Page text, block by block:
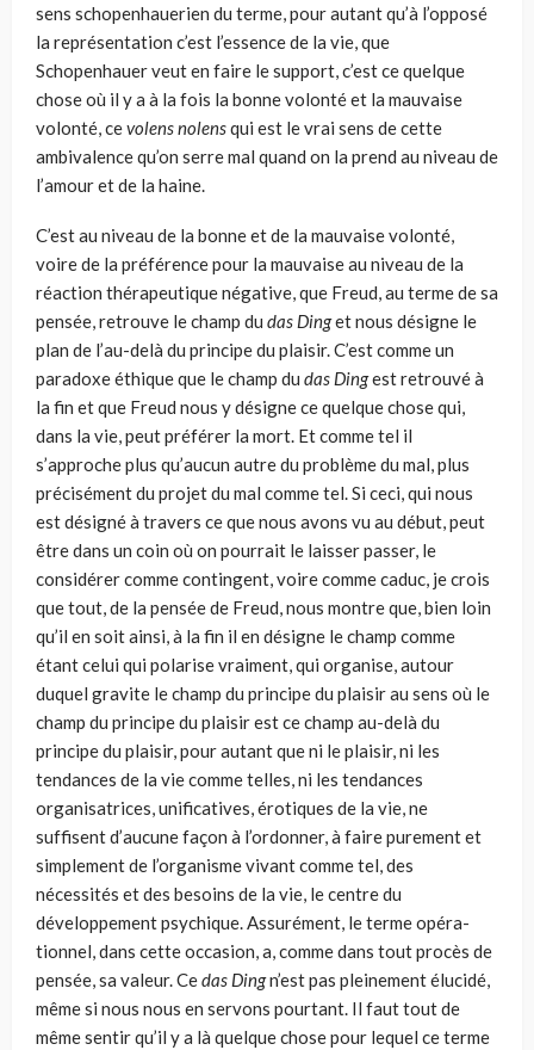
sens schopenhauerien du terme, pour autant qu’à l’opposé
la représenta­tion c’est l’essence de la vie, que
Schopenhauer veut en faire le support, c’est ce quelque
chose où il y a à la fois la bonne volonté et la mauvaise
volonté, cevolens nolensqui est le vrai sens de cette
ambivalence qu’on serre mal quand on la prend au niveau de
l’amour et de la haine.
C’est au niveau de la bonne et de la mauvaise volonté,
voire de la pré­férence pour la mauvaise au niveau de la
réaction thérapeutique négative, que Freud, au terme de sa
pensée, retrouve le champ du das Dinget nous désigne le
plan de l’au-delà du principe du plaisir. C’est comme un
para­doxe éthique que le champ du das Dingest retrouvé à
la fin et que Freud nous y désigne ce quelque chose qui,
dans la vie, peut préférer la mort. Et comme tel il
s’approche plus qu’aucun autre du problème du mal, plus
précisément du projet du mal comme tel. Si ceci, qui nous
est désigné à travers ce que nous avons vu au début, peut
être dans un coin où on pour­rait le laisser passer, le
considérer comme contingent, voire comme caduc, je crois
que tout, de la pensée de Freud, nous montre que, bien loin
qu’il en soit ainsi, à la fin il en désigne le champ comme
étant celui qui polarise vraiment, qui organise, autour
duquel gravite le champ du principe du plaisir au sens où le
champ du principe du plaisir est ce champ au-delà du
principe du plaisir, pour autant que ni le plaisir, ni les
tendances de la vie comme telles, ni les tendances
organisatrices, unificatives, érotiques de la vie, ne
suffisent d’aucune façon à l’ordonner, à faire purement et
simple­ment de l’organisme vivant comme tel, des
nécessités et des besoins de la vie, le centre du
développement psychique. Assurément, le terme opéra­
tionnel, dans cette occasion, a, comme dans tout procès de
pensée, sa valeur. Cedas Dingn’est pas pleinement élucidé,
même si nous nous en servons pourtant. Il faut tout de
même sentir qu’il y a là quelque chose pour lequel ce terme